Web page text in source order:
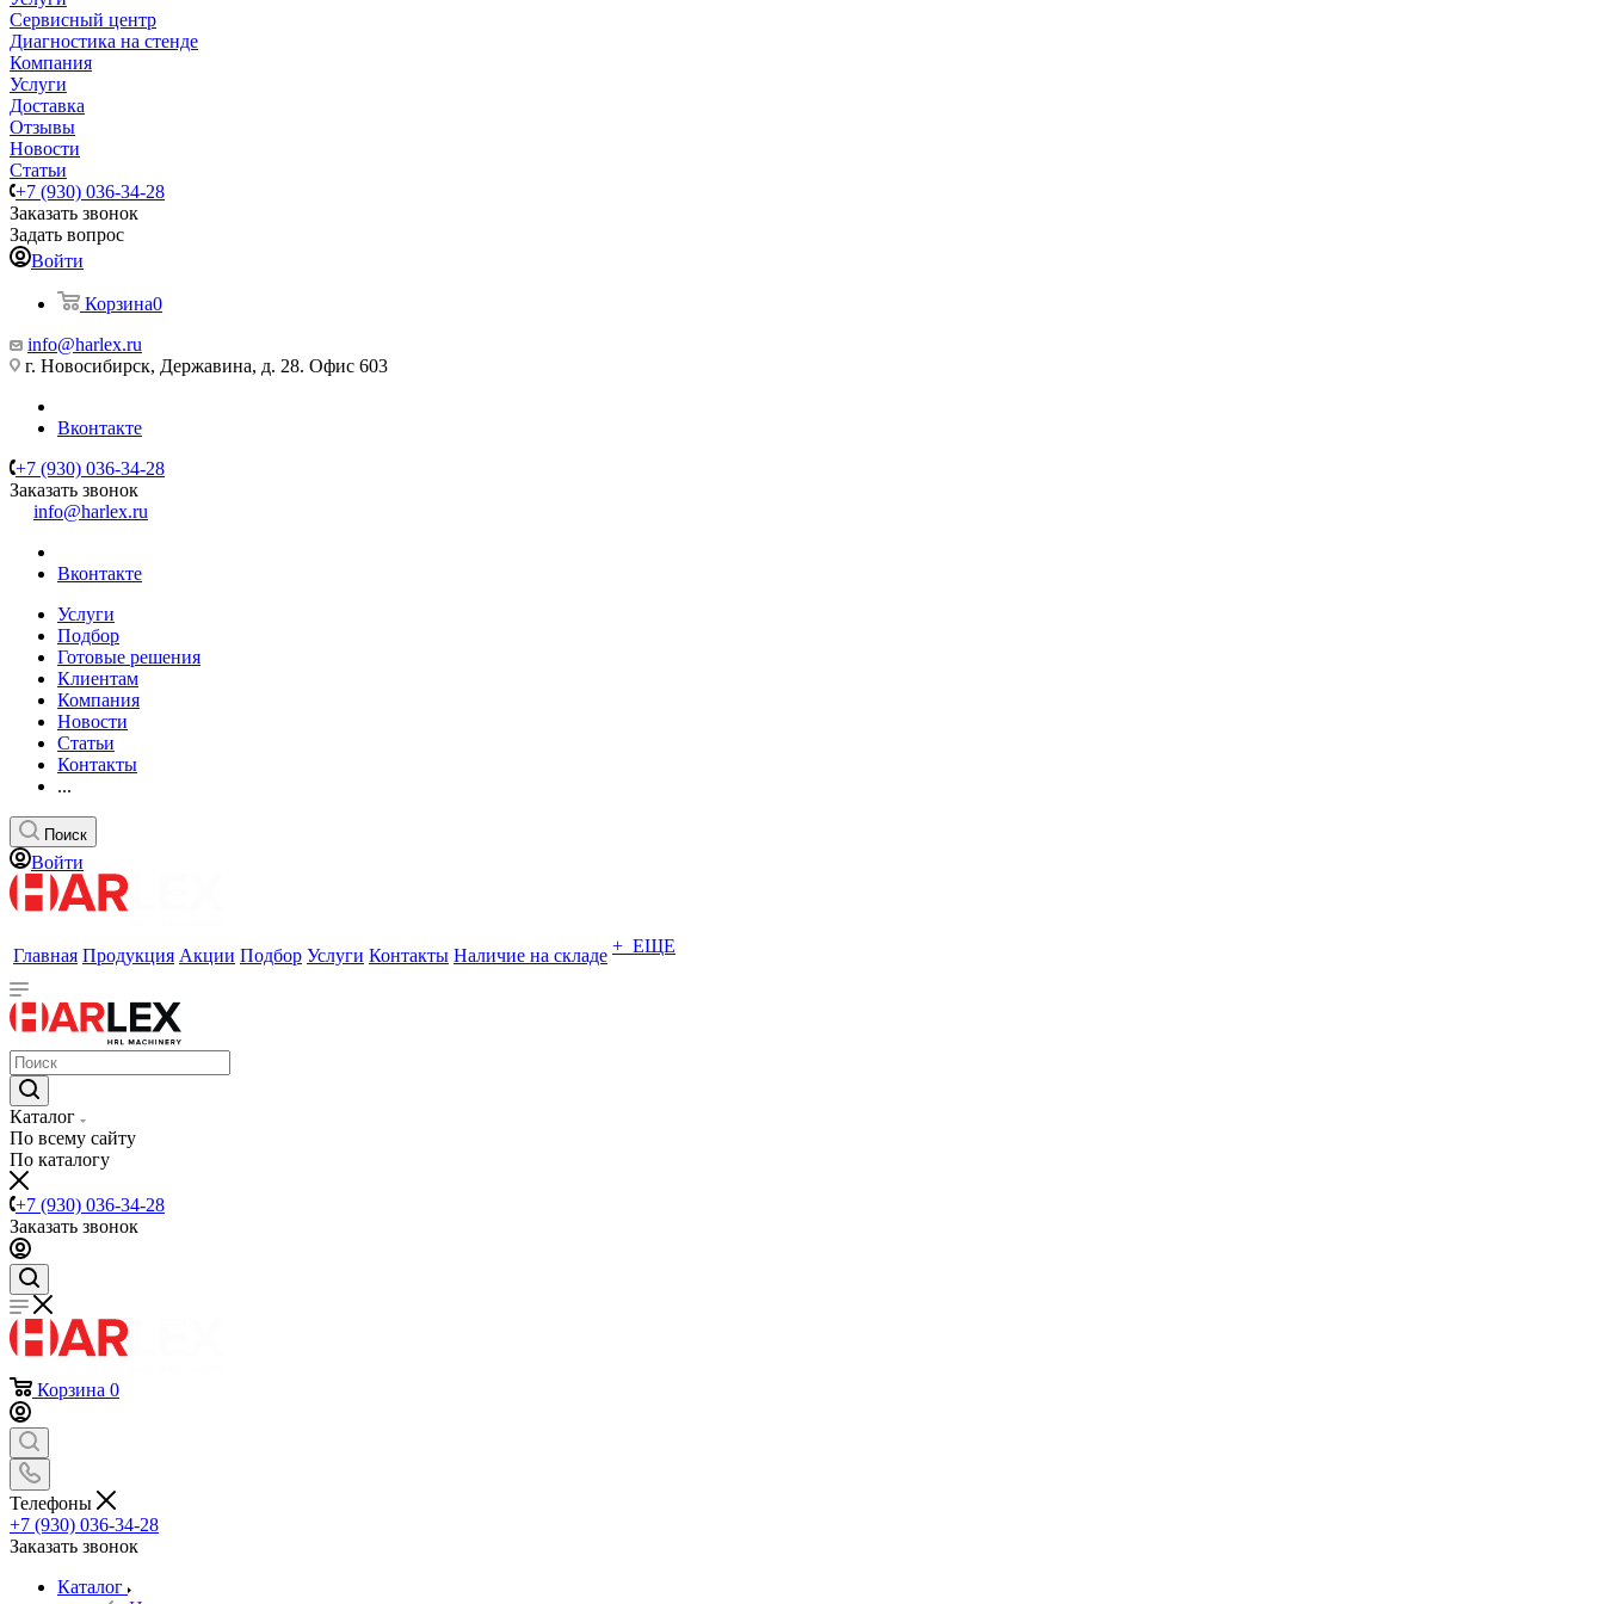
Сервисный центр
Диагностика на стенде
Компания
Услуги
Доставка
Отзывы
Новости
Статьи
+7 (930) 036-34-28
Заказать звонок
Задать вопрос
Войти
Корзина0
info@harlex.ru
г. Новосибирск, Державина, д. 28. Офис 603
Вконтакте
+7 (930) 036-34-28
Заказать звонок
info@harlex.ru
Вконтакте
Услуги
Подбор
Готовые решения
Клиентам
Компания
Новости
Статьи
Контакты
...
Поиск
Войти
Главная Продукция Акции Подбор Услуги Контакты Наличие на складе + ЕЩЕ
Каталог
По всему сайту
По каталогу
+7 (930) 036-34-28
Заказать звонок
Корзина 0
Телефоны
+7 (930) 036-34-28
Заказать звонок
Каталог